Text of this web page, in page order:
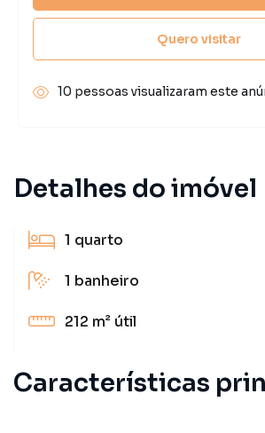
Detalhes do imóvel
1 quarto
1 banheiro
212 m² útil
Características
Quero visitar
10 pessoas visualizaram este